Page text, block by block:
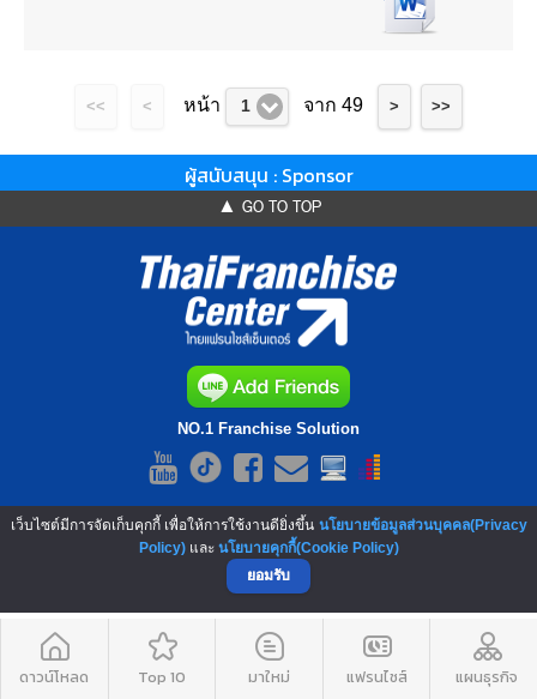
<< < หน้า 1 จาก 49 > >>
ผู้สนับสนุน : Sponsor
▲ GO TO TOP
NO.1 Franchise Solution
เว็บไซต์มีการจัดเก็บคุกกี้ เพื่อให้การใช้งานดียิ่งขึ้น นโยบายข้อมูลส่วนบุคคล(Privacy
Policy)และ นโยบายคุกกี้(Cookie Policy)
ยอมรับ
ดาวน์โหลด Top 10 มาใหม่ แฟรนไชส์ แผนธุรกิจ